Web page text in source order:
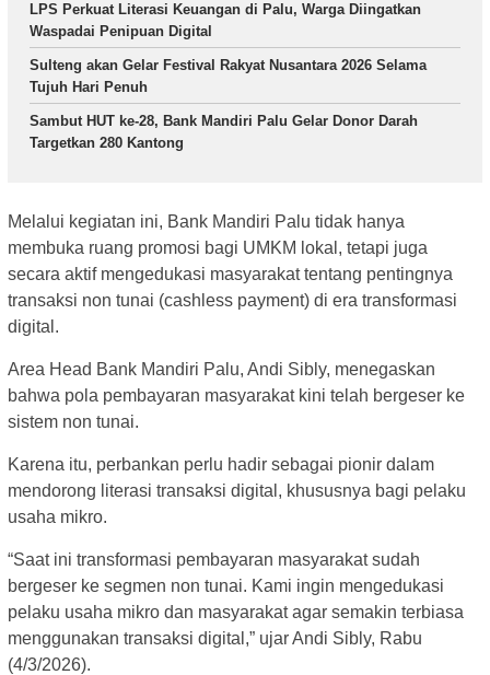
LPS Perkuat Literasi Keuangan di Palu, Warga Diingatkan
Waspadai Penipuan Digital
Sulteng akan Gelar Festival Rakyat Nusantara 2026 Selama
Tujuh Hari Penuh
Sambut HUT ke-28, Bank Mandiri Palu Gelar Donor Darah
Targetkan 280 Kantong
Melalui kegiatan ini, Bank Mandiri Palu tidak hanya
membuka ruang promosi bagi UMKM lokal, tetapi juga
secara aktif mengedukasi masyarakat tentang pentingnya
transaksi non tunai (cashless payment) di era transformasi
digital.
Area Head Bank Mandiri Palu, Andi Sibly, menegaskan
bahwa pola pembayaran masyarakat kini telah bergeser ke
sistem non tunai.
Karena itu, perbankan perlu hadir sebagai pionir dalam
mendorong literasi transaksi digital, khususnya bagi pelaku
usaha mikro.
“Saat ini transformasi pembayaran masyarakat sudah
bergeser ke segmen non tunai. Kami ingin mengedukasi
pelaku usaha mikro dan masyarakat agar semakin terbiasa
menggunakan transaksi digital,” ujar Andi Sibly, Rabu
(4/3/2026).